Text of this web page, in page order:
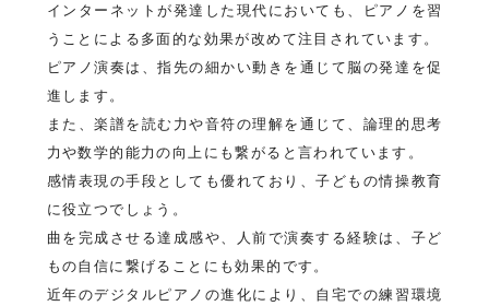
インターネットが発達した現代においても、ピアノを習
うことによる多面的な効果が改めて注目されています。
ピアノ演奏は、指先の細かい動きを通じて脳の発達を促
進します。
また、楽譜を読む力や音符の理解を通じて、論理的思考
力や数学的能力の向上にも繋がると言われています。
感情表現の手段としても優れており、子どもの情操教育
に役立つでしょう。
曲を完成させる達成感や、人前で演奏する経験は、子ど
もの自信に繋げることにも効果的です。
近年のデジタルピアノの進化により、自宅での練習環境